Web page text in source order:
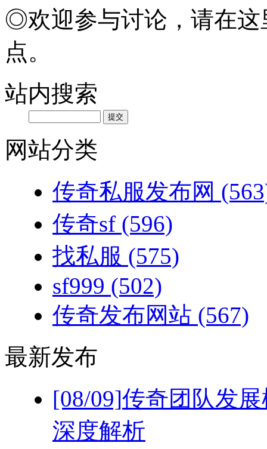
◎欢迎参与讨论，请在这
点。
站内搜索
网站分类
传奇私服发布网
传奇sf (596)
找私服 (575)
sf999 (502)
传奇发布网站 (567)
最新发布
[08/09]传奇团队发
深度解析